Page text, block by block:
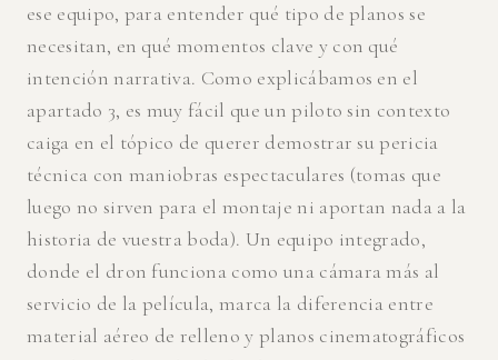
ese equipo, para entender qué tipo de planos se
necesitan, en qué momentos clave y con qué
intención narrativa. Como explicábamos en el
apartado 3, es muy fácil que un piloto sin contexto
caiga en el tópico de querer demostrar su pericia
técnica con maniobras espectaculares (tomas que
luego no sirven para el montaje ni aportan nada a la
historia de vuestra boda). Un equipo integrado,
donde el dron funciona como una cámara más al
servicio de la película, marca la diferencia entre
material aéreo de relleno y planos cinematográficos